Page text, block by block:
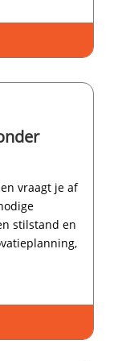
vraagt je af
stilstand en